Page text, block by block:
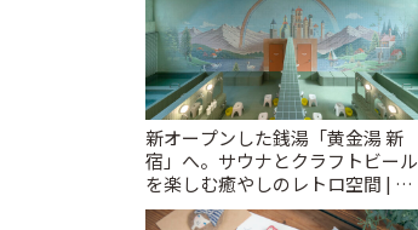
新オープンした銭湯「黄金湯 新
宿」へ。サウナとクラフトビール
を楽しむ癒やしのレトロ空間 | こ
とりっぷ